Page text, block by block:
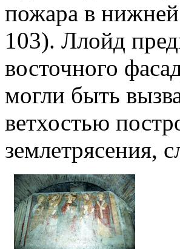
пожара в
103). Ллойд
восточного
могли быть
ветхостью
землетрясения,